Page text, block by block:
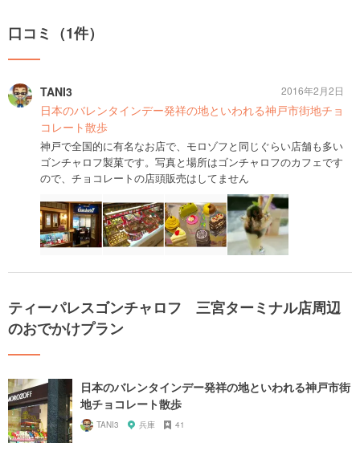
口コミ（1件）
TANI3
日本のバレンタインデー発祥の地といわれる神戸市街地チョ
コレート散歩
神戸で全国的に有名なお店で、モロゾフと同じぐらい店舗も多い
ゴンチャロフ製菓です。写真と場所はゴンチャロフのカフェです
ので、チョコレートの店頭販売はしてません
2016年2月2日
ティーパレスゴンチャロフ 三宮ターミナル店周辺
のおでかけプラン
日本のバレンタインデー発祥の地といわれる神戸市街
地チョコレート散歩
TANI3 兵庫 41